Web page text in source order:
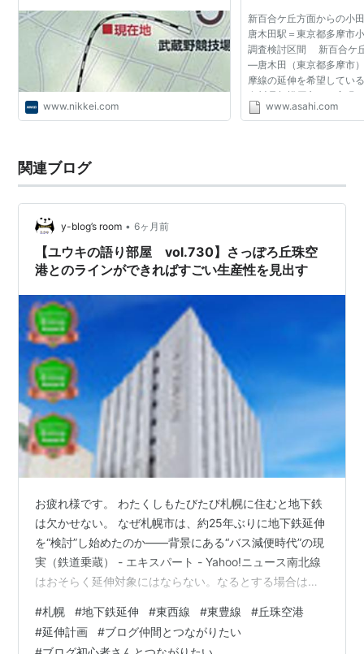
www.nikkei.com
新百合ケ丘方面からの小
唐木田駅＝東京都多摩市
調査検討区間 新百合ケ
―唐木田（東京都多摩市
摩線の延伸を希望してい
奈川県相模原市は、実現
まとめた。現在の終点駅
www.asahi.com
関連ブログ
y-blog’s room • 6ヶ月前
【ユウキの語り部屋 vol.730】さっぽろ丘珠空
港とのラインができればすごい生産性を見出す
お疲れ様です。 わたくしもたびたび札幌に住むと地下鉄
は欠かせない。 なぜ札幌市は、約25年ぶりに地下鉄延伸
を“検討”し始めたのか――背景にある“バス減便時代”の現
実（鉄道乗蔵） - エキスパート - Yahoo!ニュース南北線
はおそらく延伸対象にはならない。なるとする場合は東
沢駅から手稲方面に伸ばす考え方これを一理あってビジ
ネス系等にはいきるのですが ずっと疑問に思うのは札幌
#札幌 #地下鉄延伸 #東西線 #東豊線 #丘珠空港
#延伸計画 #ブログ仲間とつながりたい